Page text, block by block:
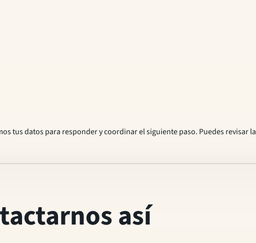
tus datos para responder y coordinar el siguiente paso. Puedes revisar la
así